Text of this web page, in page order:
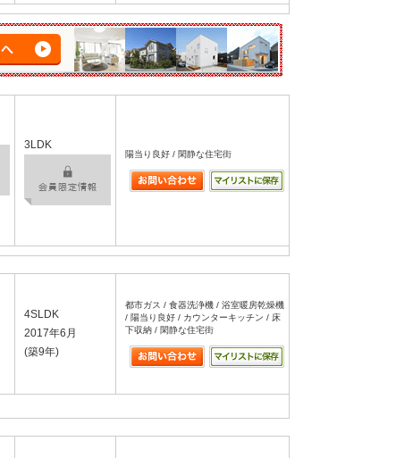
3LDK
陽当り良好 / 閑静な住宅街
4SLDK
2017年6月
(築9年)
都市ガス / 食器洗浄機 / 浴室暖房乾燥機
/ 陽当り良好 / カウンターキッチン / 床
下収納 / 閑静な住宅街